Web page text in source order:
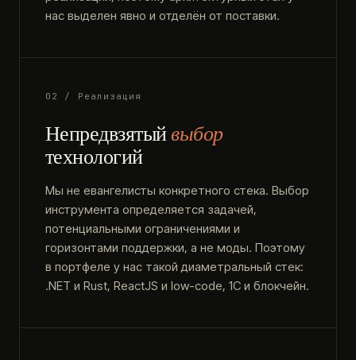
нас выделен явно и отделён от поставки.
02 / Реализация
Непредвзятыйвыбор
технологий
Мы не евангелисты конкретного стека. Выбор
инструмента определяется задачей,
потенциальными ограничениями и
горизонтами поддержки, а не моды. Поэтому
в портфеле у нас такой диаметральный стек:
.NET и Rust, ReactJS и low-code, 1С и блокчейн.